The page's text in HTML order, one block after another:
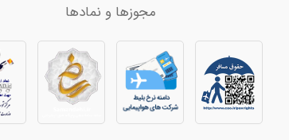
مسیرهای منتخب بلیط هواپیما و چارتر 4
بلیط هواپیما اهواز به تهران
بلیط هواپیما اهواز به مشهد
بلیط هواپیما اصفهان به تهران
بلیط هواپیما اصفهان به مشهد
مجوزها و نمادها